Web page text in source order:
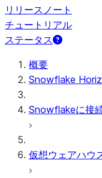
リリースノート
チュートリアル
ステータス
概要
Snowflake
Snowflakeに接
仮想ウェアハウ